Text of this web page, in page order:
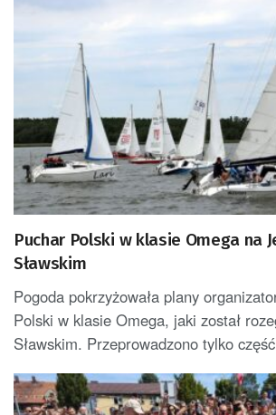
Puchar Polski w klasie Omega na
Sławskim
Pogoda pokrzyżowała plany
Polski w klasie Omega, jaki został
Sławskim. Przeprowadzono tylko